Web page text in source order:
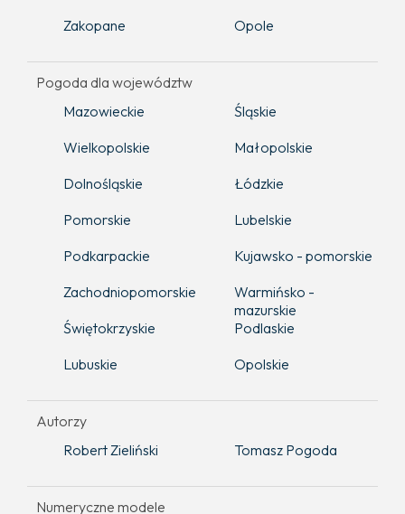
Zakopane
Opole
Pogoda dla województw
Mazowieckie
Śląskie
Wielkopolskie
Małopolskie
Dolnośląskie
Łódzkie
Pomorskie
Lubelskie
Podkarpackie
Kujawsko - pomorskie
Zachodniopomorskie
Warmińsko -
mazurskie
Świętokrzyskie
Podlaskie
Lubuskie
Opolskie
Autorzy
Robert Zieliński
Tomasz Pogoda
Numeryczne modele